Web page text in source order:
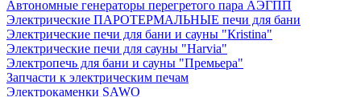
Автономные генераторы перегретого пара АЭГПП
Электрические ПАРОТЕРМАЛЬНЫЕ печи для бани
Электрические печи для бани и сауны "Кristina"
Электрические печи для сауны "Harvia"
Электропечь для бани и сауны "Премьера"
Запчасти к электрическим печам
Электрокаменки SAWO